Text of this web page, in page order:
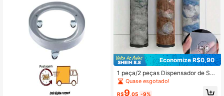
Economize R$0,90
1 peça/2 peças Dispensador de Sac
o de Lixo de Tela Montado na Pared
e com Gancho, Suporte Adesivo par
a Armazenamento de Sacos de Lixo
Quase esgotado!
R$9 ,05 -9%